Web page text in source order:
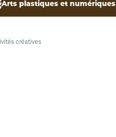
Arts plastiques et numériques